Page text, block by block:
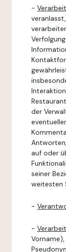
-
der
auf oder
seiner
weitesten
-
-